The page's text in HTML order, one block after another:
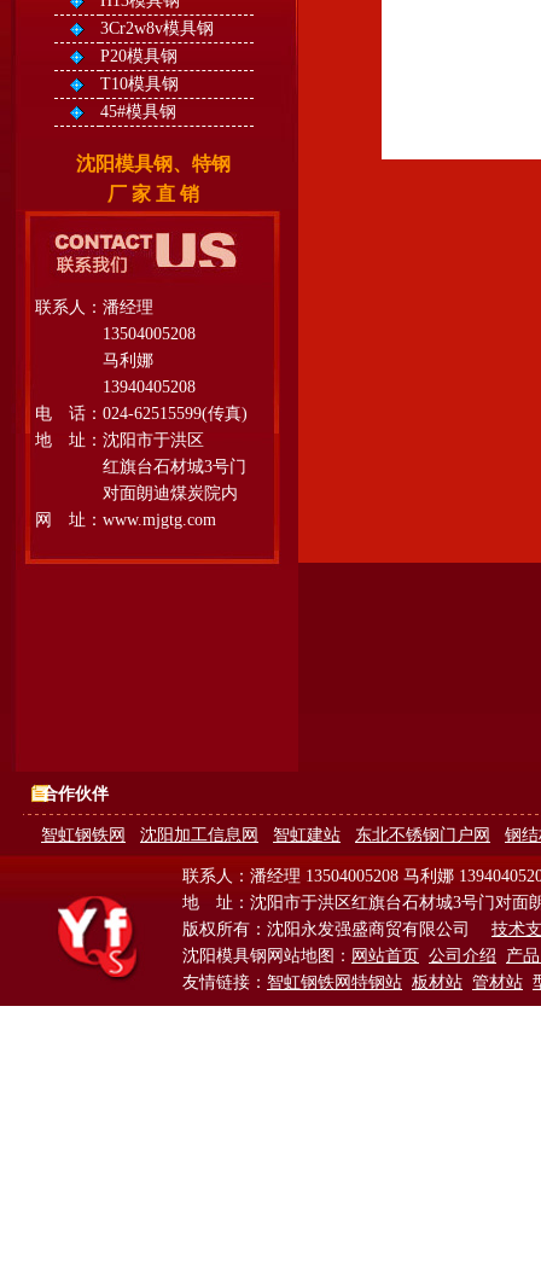
3Cr2w8v模具钢
P20模具钢
T10模具钢
45#模具钢
沈阳模具钢、特钢
厂 家 直 销
联系人：潘经理
13504005208
马利娜
13940405208
电 话：024-62515599(传真)
地 址：沈阳市于洪区
红旗台石材城3号门
对面朗迪煤炭院内
网 址：www.mjgtg.com
合作伙伴
智虹钢铁网 沈阳加工信息网 智虹建站 东北不锈钢门户网 钢
联系人：潘经理 13504005208 马利娜
地 址：沈阳市于洪区红旗台石材城3号门对面
版权所有：沈阳永发强盛商贸有限公司 技术
沈阳模具钢网站地图： 网站首页 公司介绍
产
友情链接： 智虹钢铁网特钢站 板材站 管材站